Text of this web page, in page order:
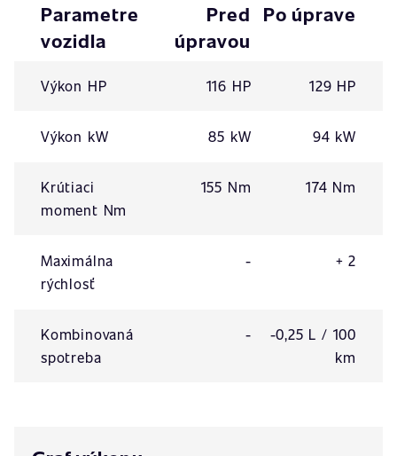
Parametre
vozidla
Pred
úpravou
Po úprave
Výkon HP 116 HP 129 HP
Výkon kW 85 kW 94 kW
Krútiaci
moment Nm
155 Nm 174 Nm
Maximálna
rýchlosť
- + 2
Kombinovaná
spotreba
-
-0,25 L / 100
km